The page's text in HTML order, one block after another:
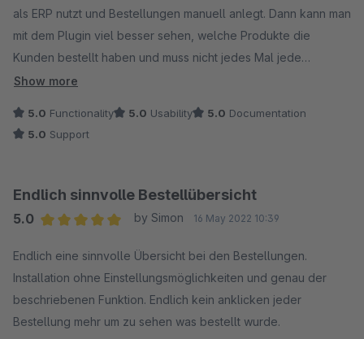
als ERP nutzt und Bestellungen manuell anlegt. Dann kann man
mit dem Plugin viel besser sehen, welche Produkte die
Kunden bestellt haben und muss nicht jedes Mal jede
Bestellung öffnen. Top!
Show more
5.0 Functionality 5.0 Usability 5.0 Documentation
5.0 Support
Endlich sinnvolle Bestellübersicht
5.0
by Simon 16 May 2022 10:39
Endlich eine sinnvolle Übersicht bei den Bestellungen.
Installation ohne Einstellungsmöglichkeiten und genau der
beschriebenen Funktion. Endlich kein anklicken jeder
Bestellung mehr um zu sehen was bestellt wurde.